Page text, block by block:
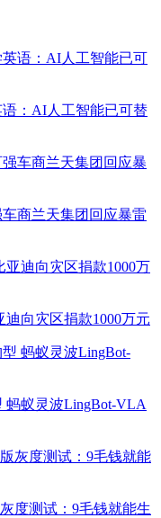
：AI人工智能已可替
商兰天集团回应暴雷
向灾区捐款1000万元
蚂蚁灵波LingBot-VLA
度测试：9毛钱就能生